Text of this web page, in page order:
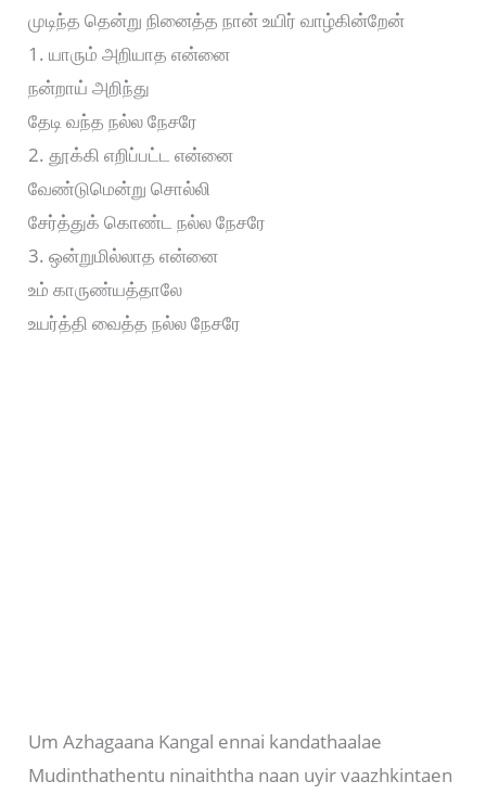
முடிந்த தென்று நினைத்த நான் உயிர் வாழ்கின்றேன்
1. யாரும் அறியாத என்னை
நன்றாய் அறிந்து
தேடி வந்த நல்ல நேசரே
2. தூக்கி எறிப்பட்ட என்னை
வேண்டுமென்று சொல்லி
சேர்த்துக் கொண்ட நல்ல நேசரே
3. ஒன்றுமில்லாத என்னை
உம் காருண்யத்தாலே
உயர்த்தி வைத்த நல்ல நேசரே
Um Azhagaana Kangal ennai kandathaalae
Mudinthathentu ninaiththa naan uyir vaazhkintaen